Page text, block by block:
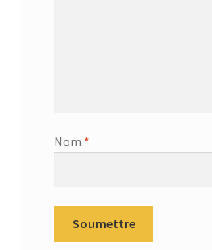
Nom *